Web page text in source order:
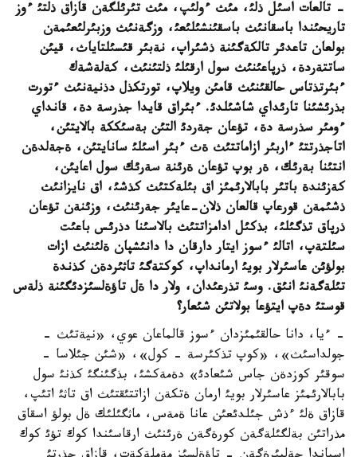
-تالعات اسئل ذلئ، مئث ءولئپ، مئث تئرئلگةن قازاق ذلتئ ءوز
تاريحئندا باسقانئث باسقئنشئلئعئ، وزگةنئث وزبئرلئعئمةن
بولعان تاعدئر تالكةگئنة ذشئراپ، نةبئر قئسئلتاياث، قيئن
ساتتةردة، ذرپاعئنئث سول ارقئلئ ذلتئنئث، كةلةشةك
ءبئرتذتاس حالقئنئث قامئن ويلاپ، تورتكذل دذنيةنئث ءتورت
بذرئشئنا تارئداي شاشئلدئ. ءبئراق قايدا جذرسة دة، قانداي
ءومئر سذرسة دة، تؤعان جةردئ التئن بةسئككة بالايتئن،
اتاجذرتتئ ءاربئر ازاماتتئث ةث ءبئر اسئلئ سانايتئن، ةجةلدةن
انتئنا بةرئك، ةر بوپ تؤعان ةرئنة سةرئك سول اعايئن،
كةزئندة باتئر بابالارئمئز اق بئلةكتئث كذشئ، اق نايزانئث
ذشئمةن قورعاپ قالعان ذلان-عايئر جةرئنئث، وزئنةن تؤعان
ذرپاق تذگئلئ، بذكئل ادامزاتتئث بالاسئنا دذرئس باعئت
سئلتةپ، اتالئ ءسوز ايتار دارقان دا دانئشپان ةلئنئث ازات
بولؤئن عاسئرلار بويئ ارمانداپ، كوكتةگئ تاثئردةن كذندة
تئلةگةنئ انئق. وسئ تذرعئدان، ولار دا ةل تاؤةلسئزدئگئنة ذلةس
قوستئ دةپ ايتؤعا بولاتئن شئعار؟
- ءيا، دانا حالقئمئزدان ءسوز قالماعان عوي، «نيةتئث -
جولداسئث»، «كوپ تذكئرسة - كول»، «شئن جئلاسا -
سوقئر كوزدةن جاس شئعادئ» دةمةكشئ، بذگئنگئ كذنئ سول
بابالارئمئز عاسئرلار بويئ ارمان ةتكةن ازاتتئقتئث اق تاثئ اتئپ،
قازاق ةلئ ءذش جئلدئعئن عانا ةمةس، ماثگئلئك ةل بولؤ اسقاق
مذراتئن بةلگئلةگةن كورةگةن ةرئنئث ارقاسئندا كوك تؤئ كوك